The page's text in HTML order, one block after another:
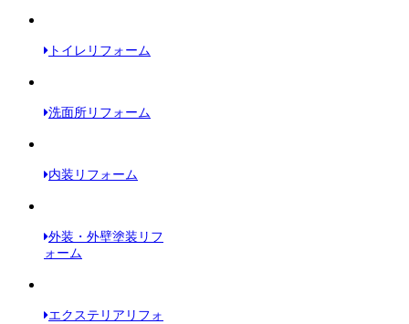
トイレリフォーム
洗面所リフォーム
内装リフォーム
外装・外壁塗装リフ
ォーム
エクステリアリフォ